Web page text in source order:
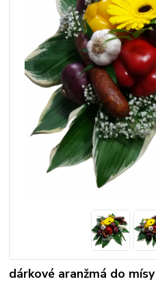
dárkové aranžmá do mísy